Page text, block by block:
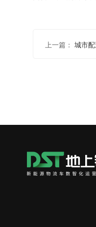
上一篇： 城市配